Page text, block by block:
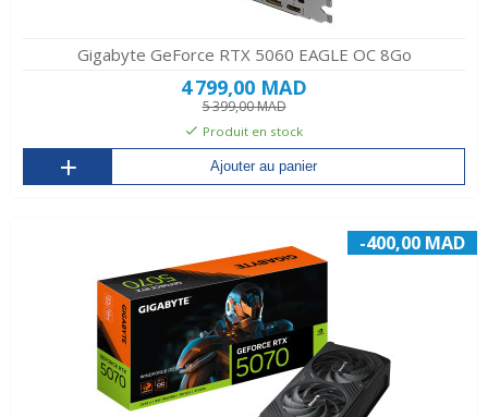
Gigabyte GeForce RTX 5060 EAGLE OC 8Go
4 799,00 MAD
5 399,00 MAD
Produit en stock
Ajouter au panier
-400,00 MAD